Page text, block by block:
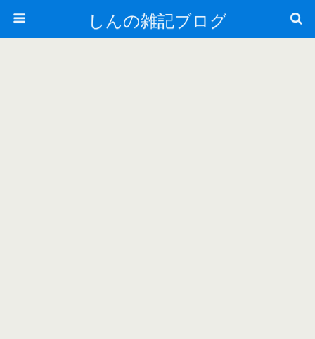
しんの雑記ブログ